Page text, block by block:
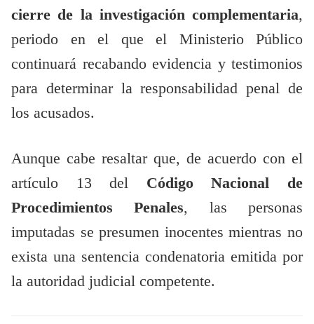
cierre de la investigación complementaria,
periodo en el que el Ministerio Público
continuará recabando evidencia y testimonios
para determinar la responsabilidad penal de
los acusados.
Aunque cabe resaltar que, de acuerdo con el
artículo 13 del Código Nacional de
Procedimientos Penales, las personas
imputadas se presumen inocentes mientras no
exista una sentencia condenatoria emitida por
la autoridad judicial competente.